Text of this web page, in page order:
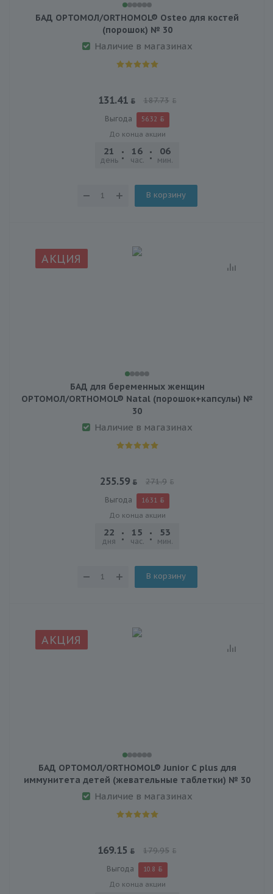
БАД ОРТОМОЛ/ORTHOMOL® Osteo для костей
(порошок) № 30
Наличие в магазинах
131.41 187.73
Выгода 56.32
До конца акции
21
день
16
час.
06
мин.
В корзину
АКЦИЯ
БАД для беременных женщин
ОРТОМОЛ/ORTHOMOL® Natal (порошок+капсулы) №
30
Наличие в магазинах
255.59 271.9
Выгода 16.31
До конца акции
22
дня
15
час.
53
мин.
В корзину
АКЦИЯ
БАД ОРТОМОЛ/ORTHOMOL® Junior C plus для
иммунитета детей (жевательные таблетки) № 30
Наличие в магазинах
169.15 179.95
Выгода 10.8
До конца акции